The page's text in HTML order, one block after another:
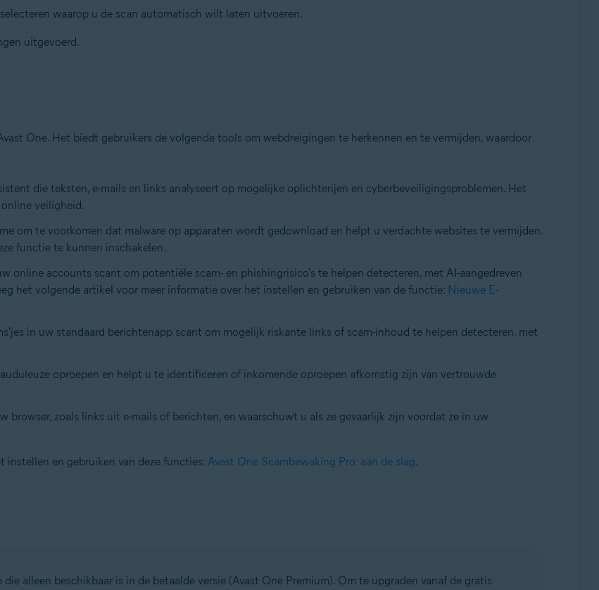
waarop u de scan automatisch wilt laten uitvoeren.
uitgevoerd.
One. Het biedt gebruikers de volgende tools om webdreigingen te herkennen en te vermijden, waardoor
die teksten, e-mails en links analyseert op mogelijke oplichterijen en cyberbeveiligingsproblemen. Het
veiligheid.
om te voorkomen dat malware op apparaten wordt gedownload en helpt u verdachte websites te vermijden.
functie te kunnen inschakelen.
online accounts scant om potentiële scam- en phishingrisico's te helpen detecteren, met AI-aangedreven
het volgende artikel voor meer informatie over het instellen en gebruiken van de functie: Nieuwe E-
in uw standaard berichtenapp scant om mogelijk riskante links of scam-inhoud te helpen detecteren, met
oproepen en helpt u te identificeren of inkomende oproepen afkomstig zijn van vertrouwde
browser, zoals links uit e-mails of berichten, en waarschuwt u als ze gevaarlijk zijn voordat ze in uw
instellen en gebruiken van deze functies: Avast One Scambewaking Pro: aan de slag.
alleen beschikbaar is in de betaalde versie (Avast One Premium). Om te upgraden vanaf de gratis